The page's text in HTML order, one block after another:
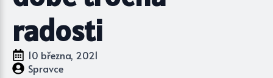
radosti
10 března, 2021
Spravce